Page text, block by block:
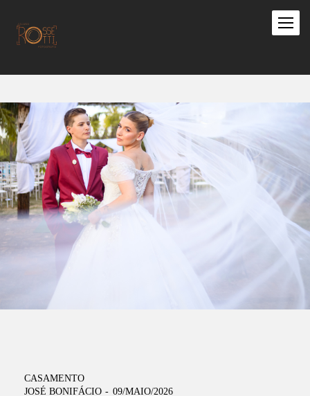
CASAMENTO
JOSÉ BONIFÁCIO
09/MAIO/2026